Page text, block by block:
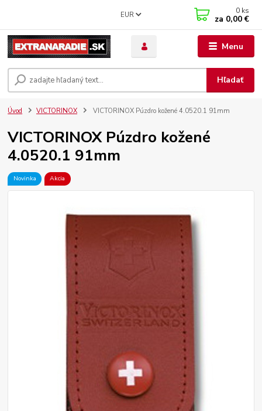
Menu
EUR
Hľadať
0 ks
za 0,00 €
Úvod VICTORINOX VICTORINOX Púzdro kožené 4.0520.1 91mm
VICTORINOX Púzdro kožené
4.0520.1 91mm
Novinka Akcia